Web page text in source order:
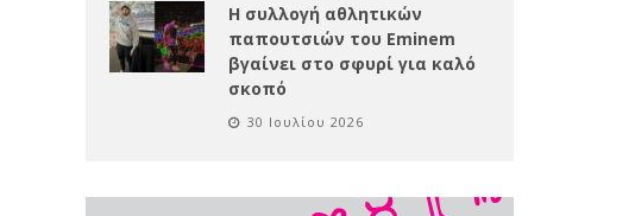
Η συλλογή αθλητικών
παπουτσιών του Eminem
βγαίνει στο σφυρί για καλό
σκοπό
30 Ιουλίου 2026